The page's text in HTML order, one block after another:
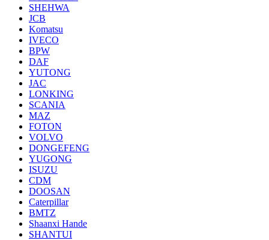
SHEHWA
JCB
Komatsu
IVECO
BPW
DAF
YUTONG
JAC
LONKING
SCANIA
MAZ
FOTON
VOLVO
DONGEFENG
YUGONG
ISUZU
CDM
DOOSAN
Caterpillar
BMTZ
Shaanxi Hande
SHANTUI